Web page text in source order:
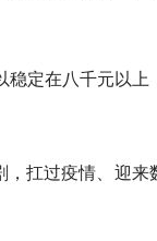
稳定在八千元以上
扛过疫情、迎来